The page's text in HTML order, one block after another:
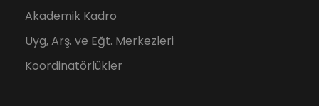
Akademik Kadro
Uyg, Arş. ve Eğt. Merkezleri
Koordinatörlükler